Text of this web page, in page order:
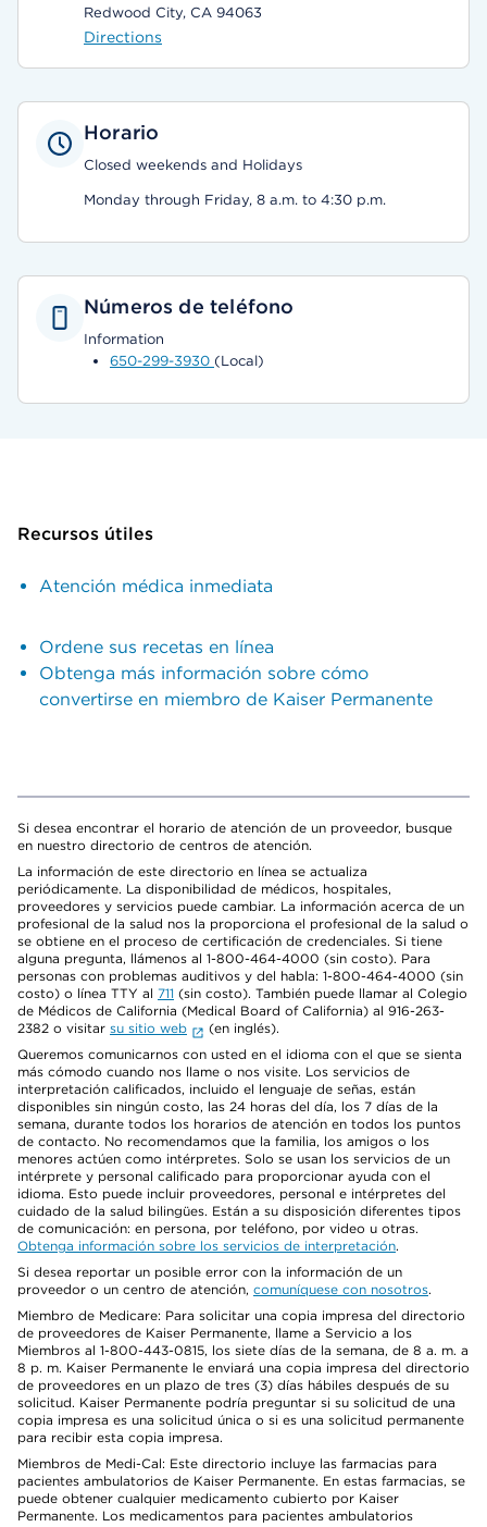
Redwood City, CA 94063
Directions
Horario
Closed weekends and Holidays
Monday through Friday, 8 a.m. to 4:30 p.m.
Números de teléfono
Information
650-299-3930 (Local)
Recursos útiles
Atención médica inmediata
Ordene sus recetas en línea
Obtenga más información sobre cómo
convertirse en miembro de Kaiser Permanente
Si desea encontrar el horario de atención de un proveedor, busque
en nuestro directorio de centros de atención.
La información de este directorio en línea se actualiza
periódicamente. La disponibilidad de médicos, hospitales,
proveedores y servicios puede cambiar. La información acerca de un
profesional de la salud nos la proporciona el profesional de la salud o
se obtiene en el proceso de certificación de credenciales. Si tiene
alguna pregunta, llámenos al 1-800-464-4000 (sin costo). Para
personas con problemas auditivos y del habla: 1-800-464-4000 (sin
costo) o línea TTY al 711 (sin costo). También puede llamar al Colegio
de Médicos de California (Medical Board of California) al 916-263-
2382 o visitar su sitio web
(en inglés).
Queremos comunicarnos con usted en el idioma con el que se sienta
más cómodo cuando nos llame o nos visite. Los servicios de
interpretación calificados, incluido el lenguaje de señas, están
disponibles sin ningún costo, las 24 horas del día, los 7 días de la
semana, durante todos los horarios de atención en todos los puntos
de contacto. No recomendamos que la familia, los amigos o los
menores actúen como intérpretes. Solo se usan los servicios de un
intérprete y personal calificado para proporcionar ayuda con el
idioma. Esto puede incluir proveedores, personal e intérpretes del
cuidado de la salud bilingües. Están a su disposición diferentes tipos
de comunicación: en persona, por teléfono, por video u otras.
Obtenga información sobre los servicios de interpretación.
Si desea reportar un posible error con la información de un
proveedor o un centro de atención, comuníquese con nosotros.
Miembro de Medicare: Para solicitar una copia impresa del directorio
de proveedores de Kaiser Permanente, llame a Servicio a los
Miembros al 1-800-443-0815, los siete días de la semana, de 8 a. m. a
8 p. m. Kaiser Permanente le enviará una copia impresa del directorio
de proveedores en un plazo de tres (3) días hábiles después de su
solicitud. Kaiser Permanente podría preguntar si su solicitud de una
copia impresa es una solicitud única o si es una solicitud permanente
para recibir esta copia impresa.
Miembros de Medi-Cal: Este directorio incluye las farmacias para
pacientes ambulatorios de Kaiser Permanente. En estas farmacias, se
puede obtener cualquier medicamento cubierto por Kaiser
Permanente. Los medicamentos para pacientes ambulatorios